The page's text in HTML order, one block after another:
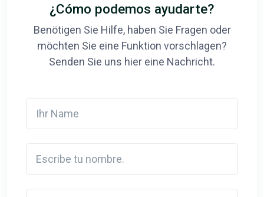
¿Cómo podemos ayudarte?
Benötigen Sie Hilfe, haben Sie Fragen oder
möchten Sie eine Funktion vorschlagen?
Senden Sie uns hier eine Nachricht.